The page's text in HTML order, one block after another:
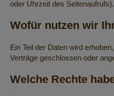
oder Uhrzeit des
Wofür nutzen wir
Ein Teil der Daten wird
Verträge geschlossen oder
Welche Rechte